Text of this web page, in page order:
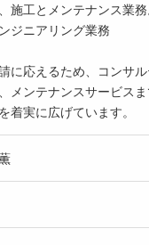
施工とメンテナンス業
ジニアリング業務
に応えるため、コンサ
メンテナンスサービス
着実に広げています。